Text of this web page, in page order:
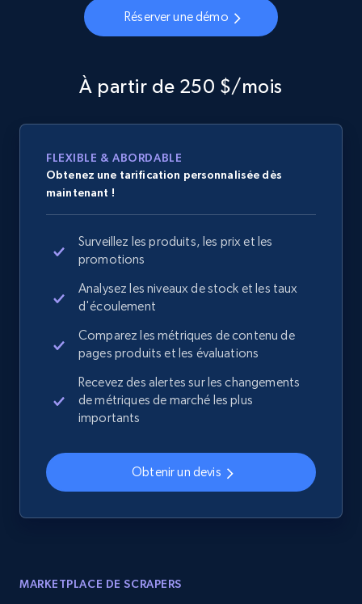
Réserver une démo
À partir de 250 $/mois
FLEXIBLE & ABORDABLE
Obtenez une tarification personnalisée dès
maintenant !
Surveillez les produits, les prix et les
promotions
Analysez les niveaux de stock et les taux
d'écoulement
Comparez les métriques de contenu de
pages produits et les évaluations
Recevez des alertes sur les changements
de métriques de marché les plus
importants
Obtenir un devis
MARKETPLACE DE SCRAPERS